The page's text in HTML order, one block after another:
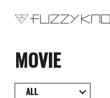
TOP
MOVIE
ALL